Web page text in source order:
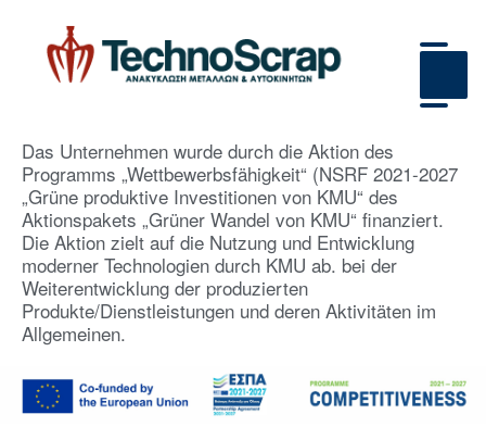
Das Unternehmen wurde durch die Aktion des
Programms „Wettbewerbsfähigkeit“ (NSRF 2021-2027
„Grüne produktive Investitionen von KMU“ des
Aktionspakets „Grüner Wandel von KMU“ finanziert.
Die Aktion zielt auf die Nutzung und Entwicklung
moderner Technologien durch KMU ab. bei der
Weiterentwicklung der produzierten
Produkte/Dienstleistungen und deren Aktivitäten im
Allgemeinen.